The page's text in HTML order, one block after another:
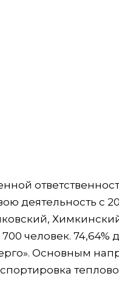
деятельность с
700 человек.
Основным